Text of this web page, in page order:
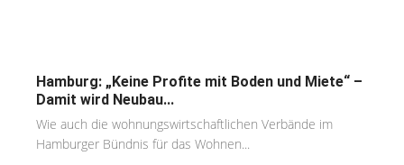
Hamburg: „Keine Profite mit Boden und Miete“ –
Damit wird Neubau...
Wie auch die wohnungswirtschaftlichen Verbände im
Hamburger Bündnis für das Wohnen...